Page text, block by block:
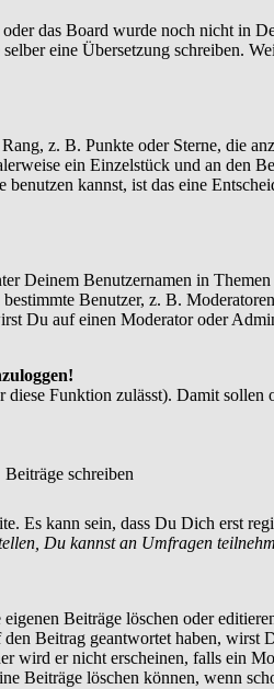
das Board wurde noch nicht in
eine Übersetzung schreiben.
z. B. Punkte oder Sterne, die
ein Einzelstück und an den
kannst, ist das eine
Deinem Benutzernamen in
Benutzer, z. B.
Du auf einen Moderator oder
Funktion zulässt). Damit
Beiträge schreiben
Es kann sein, dass Du Dich erst
Du kannst an Umfragen
Beiträge löschen oder
Beitrag geantwortet haben, wirst
er nicht erscheinen, falls ein
Beiträge löschen können, wenn